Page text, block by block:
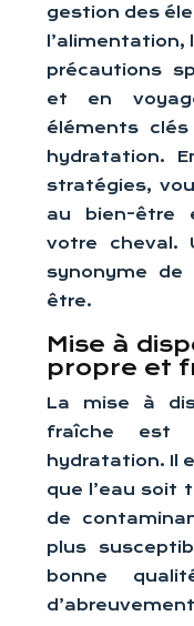
gestion des
précautions
et en
éléments
hydratation.
stratégies,
au bien-être
votre cheval.
synonyme
être.
Mise à
propre et
La mise à
fraîche est
hydratation. Il
que l’eau soit
de
plus
bonne